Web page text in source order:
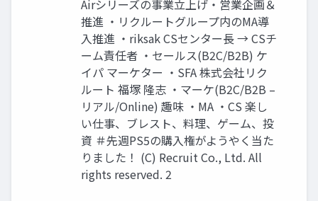
Airシリーズの事業立上げ・営業企画＆
推進 ・リクルートグループ内のMA導
入推進 ・riksak CSセンター長 → CSチ
ーム責任者 ・セールス(B2C/B2B) ケ
イパ マーケター ・SFA 株式会社リク
ルート 福塚 隆志 ・マーケ(B2C/B2B –
リアル/Online) 趣味 ・MA ・CS 楽し
い仕事、ブレスト、料理、ゲーム、投
資 ＃先週PS5の購入権がようやく当た
りました！ (C) Recruit Co., Ltd. All
rights reserved. 2